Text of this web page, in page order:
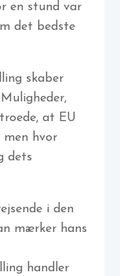
en stund var
det bedste
skaber
at EU
men hvor
dets
i den
mærker hans
handler